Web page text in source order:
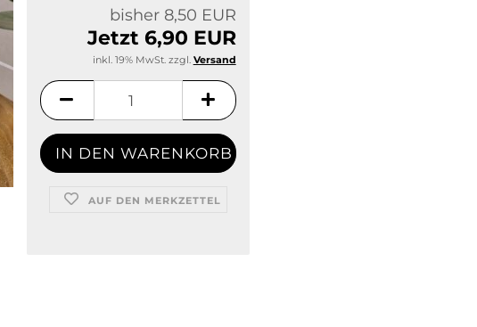
bisher 8,50 EUR
Jetzt 6,90 EUR
inkl. 19% MwSt. zzgl. Versand
AUF DEN MERKZETTEL